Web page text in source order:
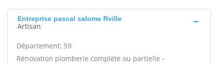
Entreprise pascal salome Rville
Artisan
Département: 59
Rénovation plomberie complète ou partielle -